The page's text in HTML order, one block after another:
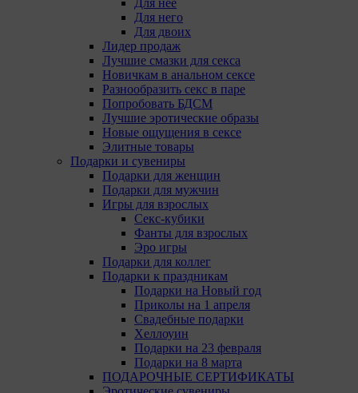
Для неё
Для него
Для двоих
Лидер продаж
Лучшие смазки для секса
Новичкам в анальном сексе
Разнообразить секс в паре
Попробовать БДСМ
Лучшие эротические образы
Новые ощущения в сексе
Элитные товары
Подарки и сувениры
Подарки для женщин
Подарки для мужчин
Игры для взрослых
Секс-кубики
Фанты для взрослых
Эро игры
Подарки для коллег
Подарки к праздникам
Подарки на Новый год
Приколы на 1 апреля
Свадебные подарки
Хеллоуин
Подарки на 23 февраля
Подарки на 8 марта
ПОДАРОЧНЫЕ СЕРТИФИКАТЫ